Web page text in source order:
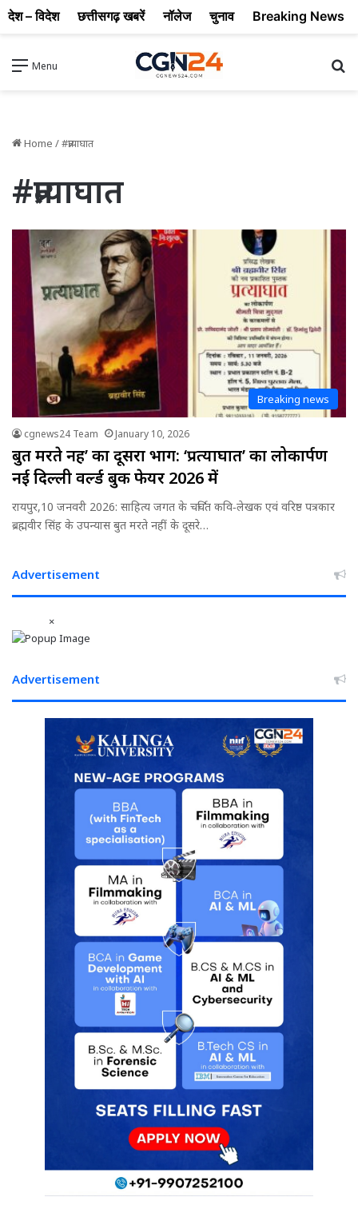
Menu
Home /#प्रत्याघात
#प्रत्याघात
Breaking news
cgnews24 Team January 10, 2026
बुत मरते नहीं’ का दूसरा भाग: ‘प्रत्याघात’ का लोकार्पण
नई दिल्ली वर्ल्ड बुक फेयर 2026 में
रायपुर,10 जनवरी 2026: साहित्य जगत के चर्चित कवि‑लेखक एवं वरिष्ठ पत्रकार
ब्रह्मवीर सिंह के उपन्यास बुत मरते नहीं के दूसरे…
Advertisement
×
Advertisement
देश – विदेश छत्तीसगढ़ खबरें नॉलेज चुनाव Breaking News